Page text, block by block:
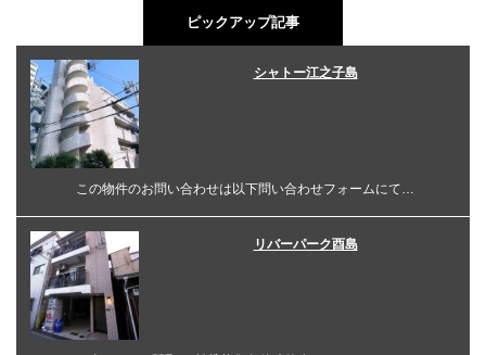
ピックアップ記事
シャトー江之子島
この物件のお問い合わせは以下問い合わせフォームにて…
リバーパーク酉島